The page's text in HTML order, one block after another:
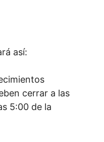
así:
cerrar a las
5:00 de la